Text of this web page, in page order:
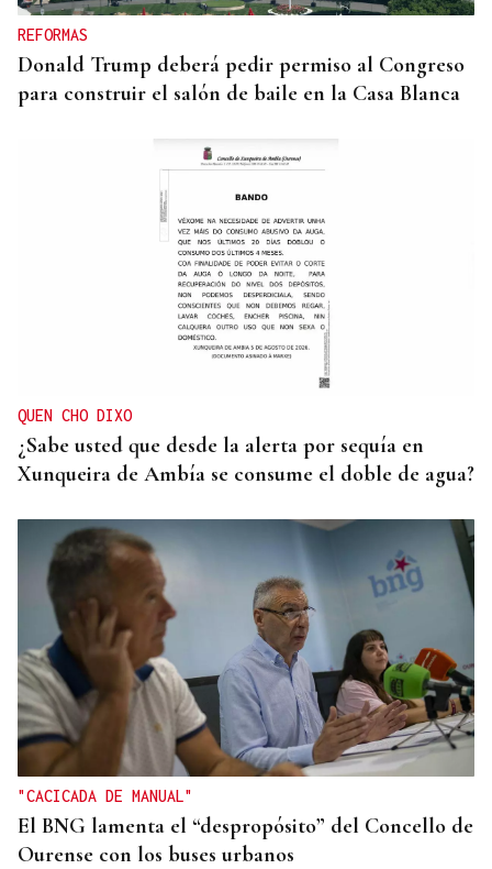
REFORMAS
Donald Trump deberá pedir permiso al Congreso
para construir el salón de baile en la Casa Blanca
QUEN CHO DIXO
¿Sabe usted que desde la alerta por sequía en
Xunqueira de Ambía se consume el doble de agua?
"CACICADA DE MANUAL"
El BNG lamenta el “despropósito” del Concello de
Ourense con los buses urbanos